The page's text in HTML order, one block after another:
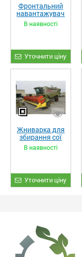
Фронтальний
навантажувач
«STRONG XL»
В наявності
Уточнити ціну
Жниварка для
збирання сої
та гороху
«ETTARO»
В наявності
Уточнити ціну